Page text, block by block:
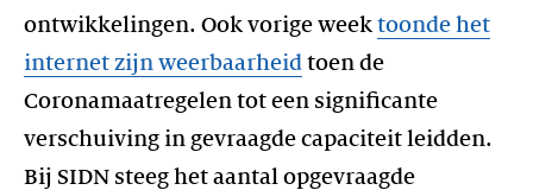
ontwikkelingen. Ook vorige week toonde het
internet zijn weerbaarheid toen de
Coronamaatregelen tot een significante
verschuiving in gevraagde capaciteit leidden.
Bij SIDN steeg het aantal opgevraagde